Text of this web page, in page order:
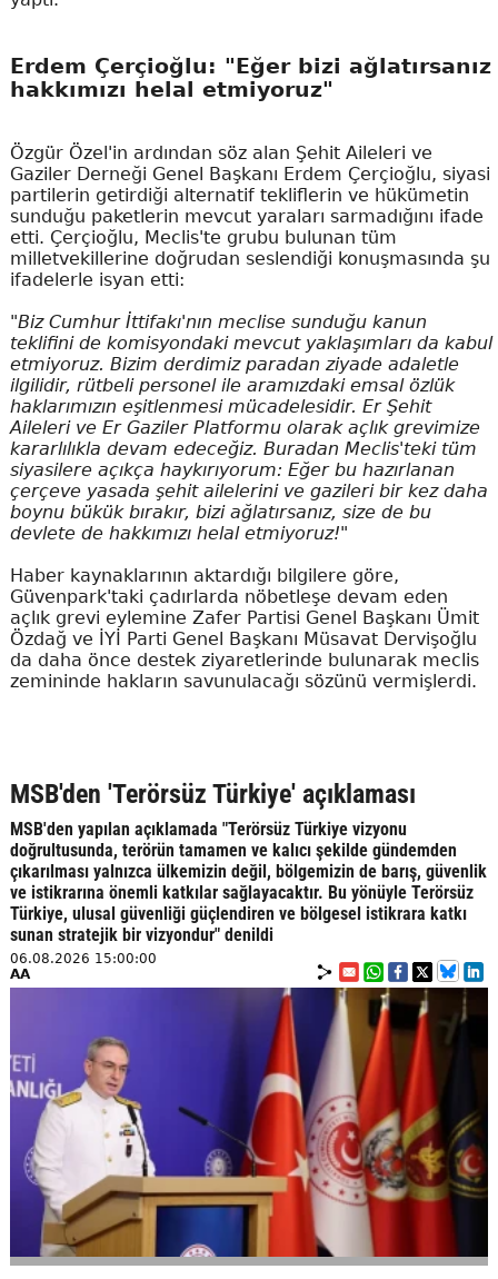
Erdem Çerçioğlu: "Eğer bizi ağlatırsanız
hakkımızı helal etmiyoruz"
Özgür Özel'in ardından söz alan Şehit Aileleri ve
Gaziler Derneği Genel Başkanı Erdem Çerçioğlu, siyasi
partilerin getirdiği alternatif tekliflerin ve hükümetin
sunduğu paketlerin mevcut yaraları sarmadığını ifade
etti. Çerçioğlu, Meclis'te grubu bulunan tüm
milletvekillerine doğrudan seslendiği konuşmasında şu
ifadelerle isyan etti:
"Biz Cumhur İttifakı'nın meclise sunduğu kanun
teklifini de komisyondaki mevcut yaklaşımları da kabul
etmiyoruz. Bizim derdimiz paradan ziyade adaletle
ilgilidir, rütbeli personel ile aramızdaki emsal özlük
haklarımızın eşitlenmesi mücadelesidir. Er Şehit
Aileleri ve Er Gaziler Platformu olarak açlık grevimize
kararlılıkla devam edeceğiz. Buradan Meclis'teki tüm
siyasilere açıkça haykırıyorum: Eğer bu hazırlanan
çerçeve yasada şehit ailelerini ve gazileri bir kez daha
boynu bükük bırakır, bizi ağlatırsanız, size de bu
devlete de hakkımızı helal etmiyoruz!"
Haber kaynaklarının aktardığı bilgilere göre,
Güvenpark'taki çadırlarda nöbetleşe devam eden
açlık grevi eylemine Zafer Partisi Genel Başkanı Ümit
Özdağ ve İYİ Parti Genel Başkanı Müsavat Dervişoğlu
da daha önce destek ziyaretlerinde bulunarak meclis
zemininde hakların savunulacağı sözünü vermişlerdi.
MSB'den 'Terörsüz Türkiye' açıklaması
MSB'den yapılan açıklamada "Terörsüz Türkiye vizyonu
doğrultusunda, terörün tamamen ve kalıcı şekilde gündemden
çıkarılması yalnızca ülkemizin değil, bölgemizin de barış, güvenlik
ve istikrarına önemli katkılar sağlayacaktır. Bu yönüyle Terörsüz
Türkiye, ulusal güvenliği güçlendiren ve bölgesel istikrara katkı
sunan stratejik bir vizyondur" denildi
06.08.2026 15:00:00
AA